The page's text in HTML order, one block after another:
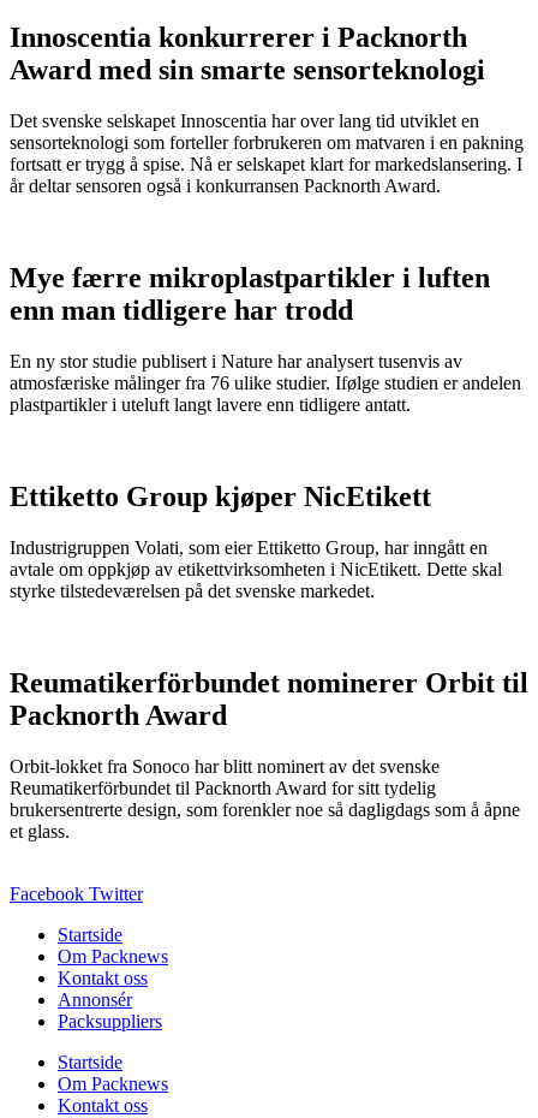
Innoscentia konkurrerer i Packnorth
Award med sin smarte sensorteknologi
Det svenske selskapet Innoscentia har over lang tid utviklet en
sensorteknologi som forteller forbrukeren om matvaren i en pakning
fortsatt er trygg å spise. Nå er selskapet klart for markedslansering. I
år deltar sensoren også i konkurransen Packnorth Award.
Mye færre mikroplastpartikler i luften
enn man tidligere har trodd
En ny stor studie publisert i Nature har analysert tusenvis av
atmosfæriske målinger fra 76 ulike studier. Ifølge studien er andelen
plastpartikler i uteluft langt lavere enn tidligere antatt.
Ettiketto Group kjøper NicEtikett
Industrigruppen Volati, som eier Ettiketto Group, har inngått en
avtale om oppkjøp av etikettvirksomheten i NicEtikett. Dette skal
styrke tilstedeværelsen på det svenske markedet.
Reumatikerförbundet nominerer Orbit til
Packnorth Award
Orbit-lokket fra Sonoco har blitt nominert av det svenske
Reumatikerförbundet til Packnorth Award for sitt tydelig
brukersentrerte design, som forenkler noe så dagligdags som å åpne
et glass.
Facebook Twitter
Startside
Om Packnews
Kontakt oss
Annonsér
Packsuppliers
Startside
Om Packnews
Kontakt oss